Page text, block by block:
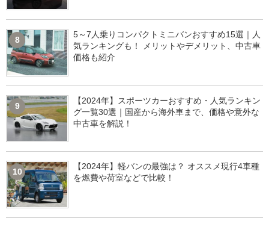
8
5～7人乗りコンパクトミニバンおすすめ15選｜人
気ランキングも！ メリットやデメリット、中古車
価格も紹介
9
【2024年】スポーツカーおすすめ・人気ランキン
グ一覧30選｜国産から海外車まで、価格や意外な
中古車を解説！
10
【2024年】軽バンの最強は？ オススメ現行4車種
を燃費や荷室などで比較！